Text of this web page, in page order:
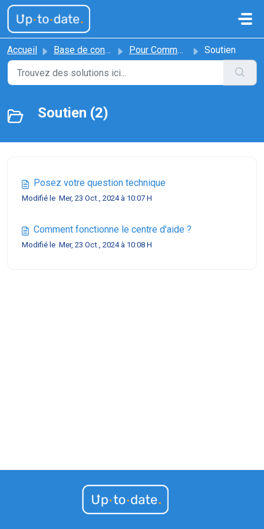
Passer au contenu principal
Accueil Base de connaissances Pour Commencer Soutien
Soutien (2)
Posez votre question technique
Modifié le Mer, 23 Oct., 2024 à 10:07 H
Comment fonctionne le centre d'aide ?
Modifié le Mer, 23 Oct., 2024 à 10:08 H